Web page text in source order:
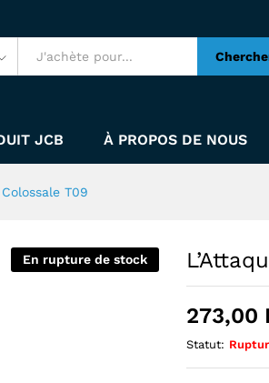
JCB À PROPOS DE NOUS
T09
En rupture de stock
273,00
Statut:
Colossale T09